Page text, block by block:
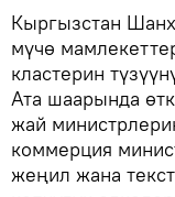
Кыргызстан
мүчө
кластерин
Ата шаарында
жай
коммерция
жеңил жана